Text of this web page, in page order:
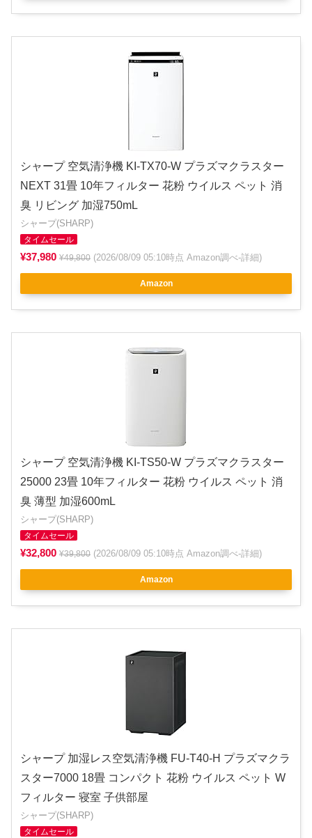
シャープ 空気清浄機 KI-TX70-W プラズマクラスター
NEXT 31畳 10年フィルター 花粉 ウイルス ペット 消
臭 リビング 加湿750mL
シャープ(SHARP)
タイムセール
¥37,980 ¥49,800 (2026/08/09 05:10時点 Amazon調べ-詳細)
Amazon
シャープ 空気清浄機 KI-TS50-W プラズマクラスター
25000 23畳 10年フィルター 花粉 ウイルス ペット 消
臭 薄型 加湿600mL
シャープ(SHARP)
タイムセール
¥32,800 ¥39,800 (2026/08/09 05:10時点 Amazon調べ-詳細)
Amazon
シャープ 加湿レス空気清浄機 FU-T40-H プラズマクラ
スター7000 18畳 コンパクト 花粉 ウイルス ペット W
フィルター 寝室 子供部屋
シャープ(SHARP)
タイムセール